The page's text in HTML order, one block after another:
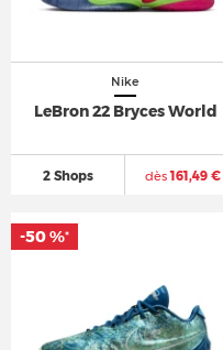
Nike
LeBron 22 Bryces World
2 Shops dès161,49 €
-50 %*